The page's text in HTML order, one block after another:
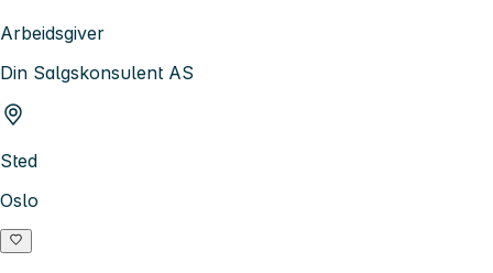
Arbeidsgiver
Din Salgskonsulent AS
Sted
Oslo